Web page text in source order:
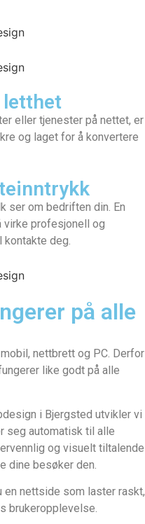
letthet
eller tjenester på nettet, er
og laget for å konvertere
ser om bedriften din. En
profesjonell og
deg.
på alle
nettbrett og PC. Derfor
like godt på alle
i Bjergsted utvikler vi
seg automatisk til alle
og visuelt tiltalende
dine besøker den.
nettside som laster raskt,
brukeropplevelse.